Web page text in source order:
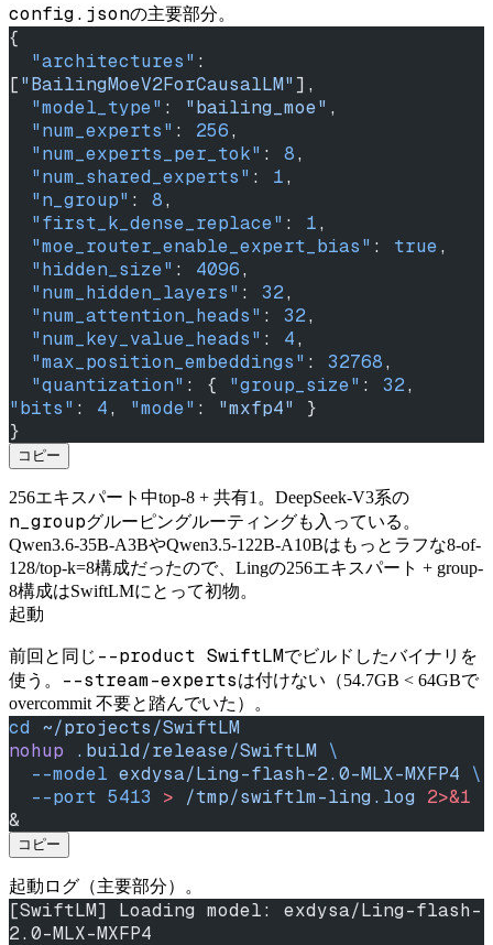
config.jsonの主要部分。
{
  "architectures"
:
["BailingMoeV2ForCausalLM"],
  "model_type"
: "bailing_moe" ,
  "num_experts"
: 256,
  "num_experts_per_tok"
: 8,
  "num_shared_experts"
: 1,
  "n_group"
: 8,
  "first_k_dense_replace"
: 1,
  "moe_router_enable_expert_bias"
: true,
  "hidden_size"
: 4096,
  "num_hidden_layers"
: 32,
  "num_attention_heads"
: 32,
  "num_key_value_heads"
: 4,
  "max_position_embeddings"
: 32768,
  "quantization"
: { "group_size" : 32
"bits" : 4, "mode" : "mxfp4"
}
}
コピー
256エキスパート中top-8 + 共有1。DeepSeek-V3系の
n_groupグルーピングルーティングも入っている。
Qwen3.6-35B-A3BやQwen3.5-122B-A10Bはもっとラフな8-of-
128/top-k=8構成だったので、Lingの256エキスパート + group-
8構成はSwiftLMにとって初物。
起動
前回と同じ --product SwiftLMでビルドしたバイナリを
使う。
--stream-expertsは付けない（54.7GB < 64GBで
overcommit 不要と踏んでいた）。
cd ~/projects/SwiftLM
nohup .build/release/SwiftLM \
  --model
exdysa/Ling-flash-2.0-MLX-MXFP4 \
  --port
5413 > /tmp/swiftlm-ling.log 2>&1
&
コピー
起動ログ（主要部分）。
[SwiftLM] Loading model: exdysa/Ling-flash-
2.0-MLX-MXFP4